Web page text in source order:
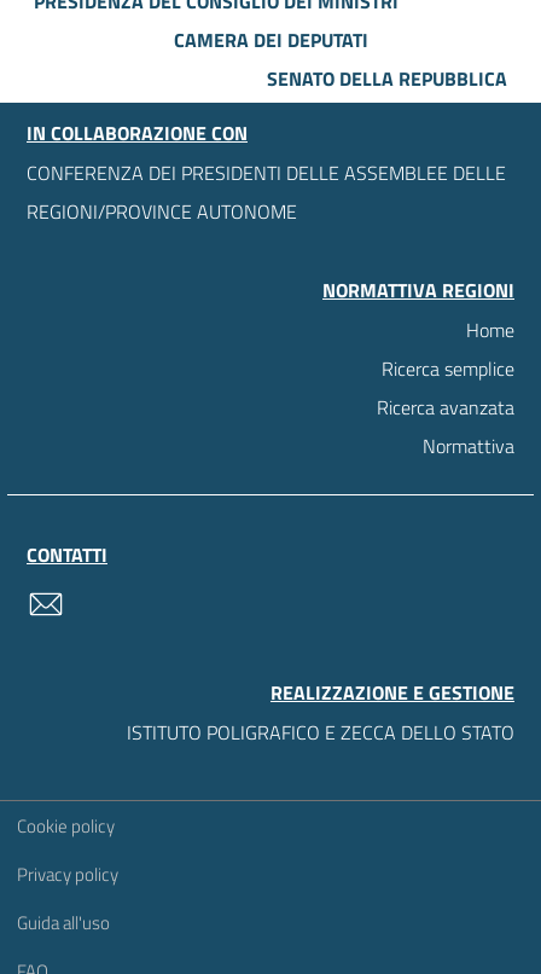
CAMERA DEI DEPUTATI
SENATO DELLA REPUBBLICA
IN COLLABORAZIONE CON
CONFERENZA DEI PRESIDENTI DELLE ASSEMBLEE DELLE
REGIONI/PROVINCE AUTONOME
NORMATTIVA REGIONI
Home
Ricerca semplice
Ricerca avanzata
Normattiva
CONTATTI
REALIZZAZIONE E GESTIONE
ISTITUTO POLIGRAFICO E ZECCA DELLO STATO
Sezione Link Utili
Cookie policy
Privacy policy
Guida all'uso